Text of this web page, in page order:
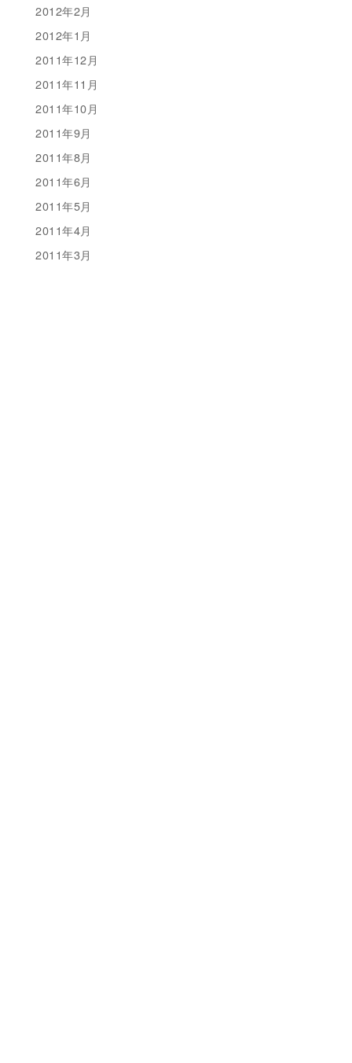
2012年2月
2012年1月
2011年12月
2011年11月
2011年10月
2011年9月
2011年8月
2011年6月
2011年5月
2011年4月
2011年3月